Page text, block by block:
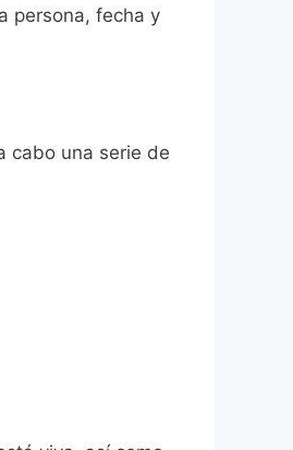
persona, fecha y
cabo una serie de